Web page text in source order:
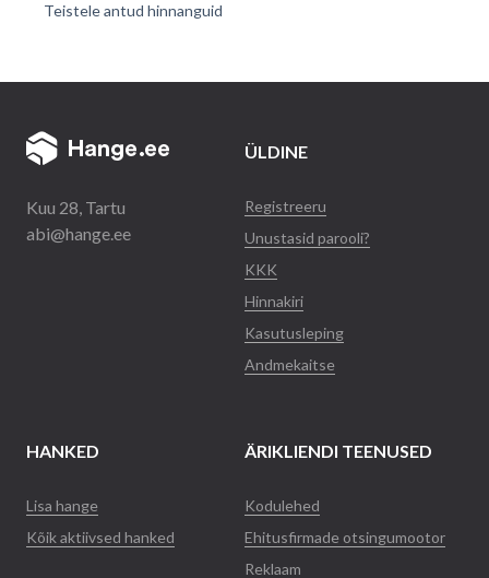
Teistele antud hinnanguid
Kuu 28, Tartu
abi@hange.ee
ÜLDINE
Registreeru
Unustasid parooli?
KKK
Hinnakiri
Kasutusleping
Andmekaitse
HANKED
Lisa hange
Kõik aktiivsed hanked
ÄRIKLIENDI TEENUSED
Kodulehed
Ehitusfirmade otsingumootor
Reklaam